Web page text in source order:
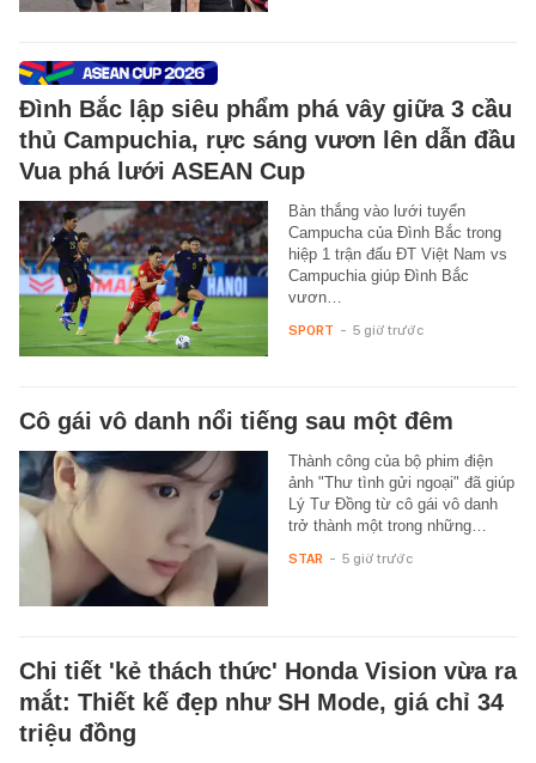
Đình Bắc lập siêu phẩm phá vây giữa 3 cầu
thủ Campuchia, rực sáng vươn lên dẫn đầu
Vua phá lưới ASEAN Cup
Bàn thắng vào lưới tuyển
Campucha của Đình Bắc trong
hiệp 1 trận đấu ĐT Việt Nam vs
Campuchia giúp Đình Bắc
vươn…
SPORT - 5 giờ trước
Cô gái vô danh nổi tiếng sau một đêm
Thành công của bộ phim điện
ảnh "Thư tình gửi ngoại" đã giúp
Lý Tư Đồng từ cô gái vô danh
trở thành một trong những…
STAR - 5 giờ trước
Chi tiết 'kẻ thách thức' Honda Vision vừa ra
mắt: Thiết kế đẹp như SH Mode, giá chỉ 34
triệu đồng